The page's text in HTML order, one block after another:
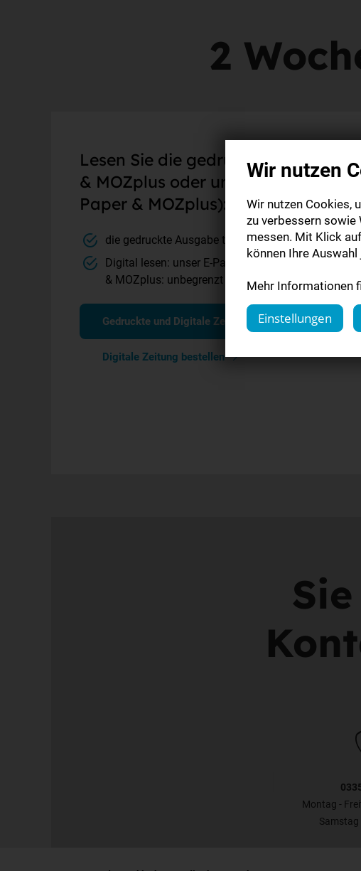
2
Lesen Sie die gedruckte Zeitung
& MOZplus oder unsere Digitale
Paper & MOZplus):
die gedruckte Ausgabe täglich in Ihrem Briefkasten
Digital lesen: unser E-Paper im Originallayout
& MOZplus: unbegrenzt alle Inhalte auf MOZ.de
Gedruckte und Digitale Zeitung bestellen
Digitale Zeitung bestellen
Montag -
Samstag
Wir nutzen
Wir nutzen Cookies,
zu verbessern sowie
messen. Mit Klick
können Ihre
Mehr Informationen
Einstellungen